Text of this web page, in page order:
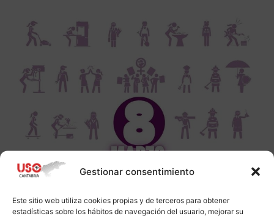
Gestionar consentimiento
Este sitio web utiliza cookies propias y de terceros para obtener
estadísticas sobre los hábitos de navegación del usuario, mejorar su